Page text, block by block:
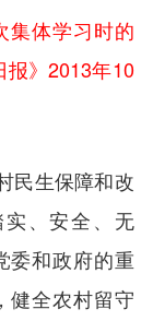
体学习时的
报》2013年10
民生保障和改
、安全、无
委和政府的重
健全农村留守